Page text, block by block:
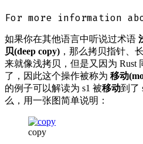
如果你在其他语言中听说过术语
贝(deep copy) ，那么拷贝指针、
来就像浅拷贝，但是又因为 Rust
了，因此这个操作被称为 移动
的例子可以解读为 s1 被移动到了
么，用一张图简单说明：
copy